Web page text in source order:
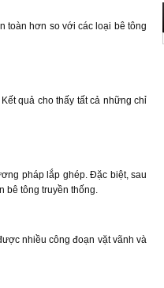
toàn hơn so với các loại bê tông
quả cho thấy tất cả những chỉ
pháp lắp ghép. Đặc biệt, sau
bê tông truyền thống.
nhiều công đoạn vặt vãnh và